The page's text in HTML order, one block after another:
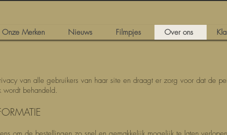
Onze Merken Nieuws Filmpjes Over ons
van alle gebruikers van haar site en draagt er zorg voor dat de
wordt behandeld.